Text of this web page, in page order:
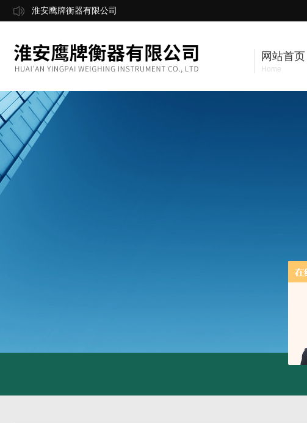
淮安鹰牌衡器有限公司
网站首页
Home